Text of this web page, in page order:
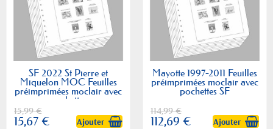
SF 2022 St Pierre et
Miquelon MOC Feuilles
préimprimées moclair avec
pochettes
15,99 €
15,67 € Ajouter
Mayotte 1997-2011 Feuilles
préimprimées moclair avec
pochettes SF
114,99 €
112,69 € Ajouter